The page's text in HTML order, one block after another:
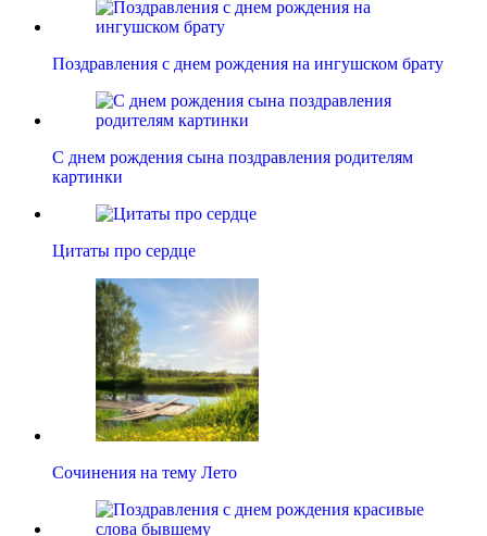
Поздравления с днем рождения на ингушском брату
С днем рождения сына поздравления родителям
картинки
Цитаты про сердце
Сочинения на тему Лето